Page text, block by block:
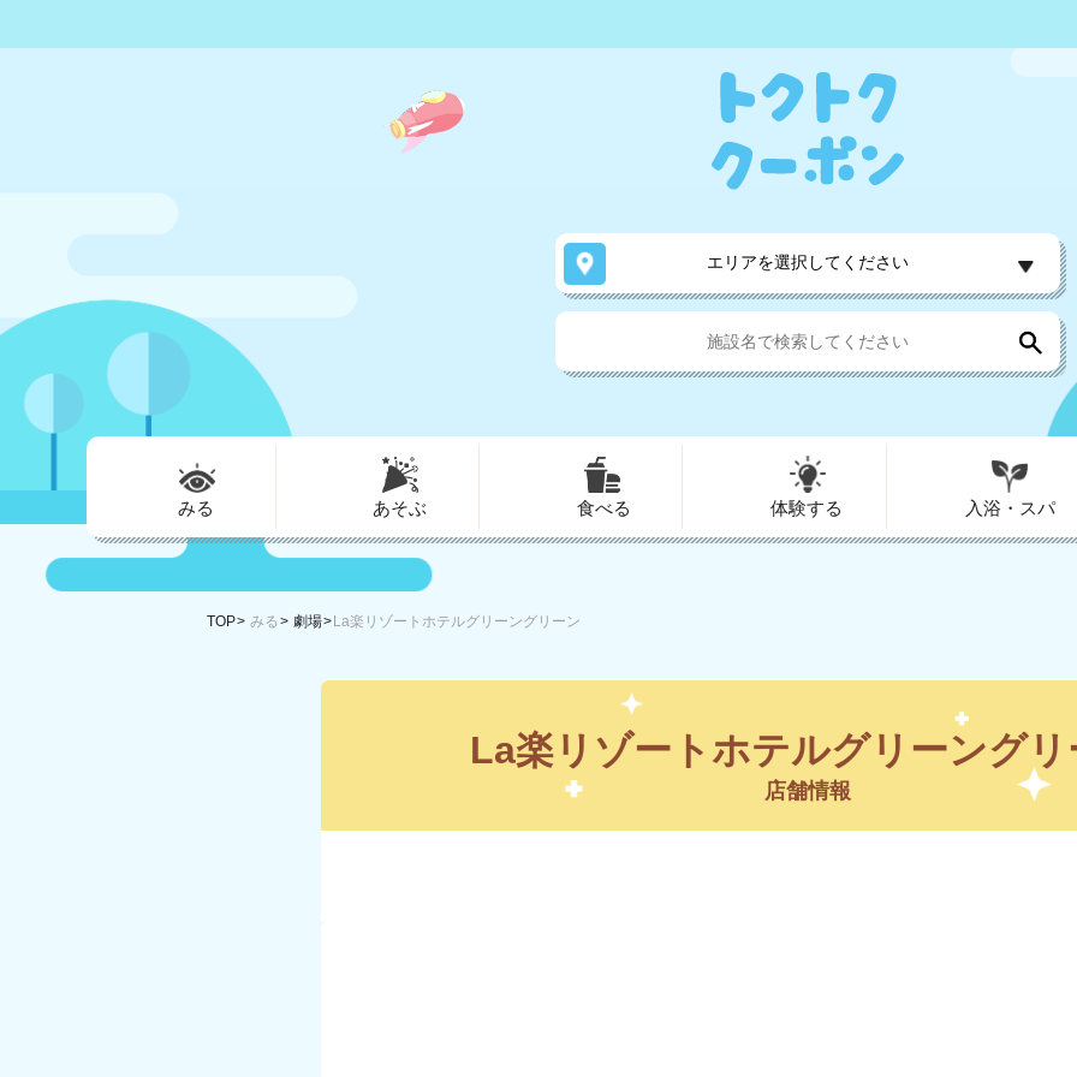
エリアを選択してください
みる あそぶ 食べる 体験する 入浴・スパ
TOP みる 劇場 La楽リゾートホテルグリーングリーン
La楽リゾートホテルグリーングリ
店舗情報